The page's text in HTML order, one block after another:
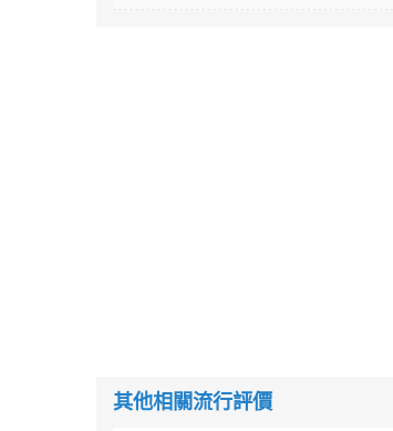
其他相關流行評價